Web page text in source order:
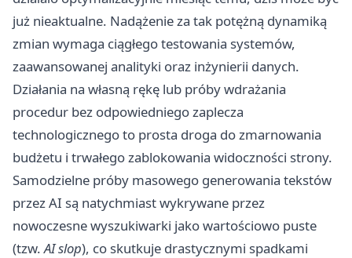
już nieaktualne. Nadążenie za tak potężną dynamiką
zmian wymaga ciągłego testowania systemów,
zaawansowanej analityki oraz inżynierii danych.
Działania na własną rękę lub próby wdrażania
procedur bez odpowiedniego zaplecza
technologicznego to prosta droga do zmarnowania
budżetu i trwałego zablokowania widoczności strony.
Samodzielne próby masowego generowania tekstów
przez AI są natychmiast wykrywane przez
nowoczesne wyszukiwarki jako wartościowo puste
(tzw.AI slop), co skutkuje drastycznymi spadkami